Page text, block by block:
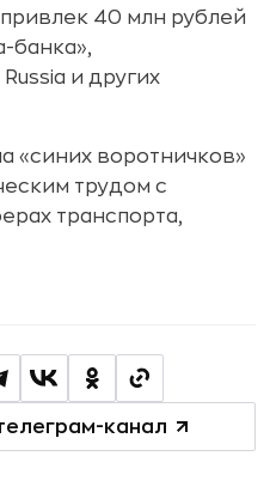
40 млн рублей
банка»,
и других
«синих воротничков»
трудом с
транспорта,
канал